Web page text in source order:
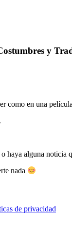
y
como en una
haya alguna noticia
nada
de privacidad